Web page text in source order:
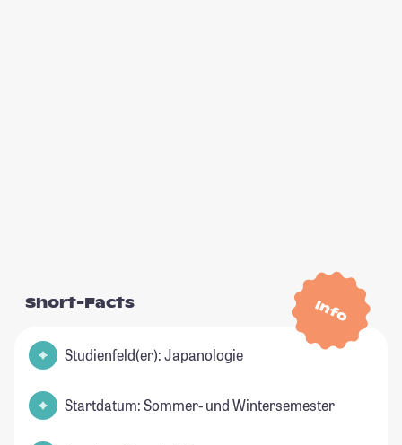
Info
Short-Facts
Studienfeld(er): Japanologie
Startdatum: Sommer- und Wintersemester